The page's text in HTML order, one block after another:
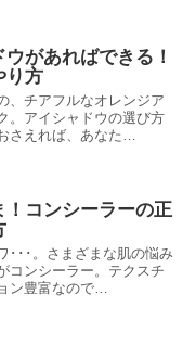
があればできる！
り方
、チアフルなオレンジア
。アイシャドウの選び方
さえれば、あなた…
コンシーラーの正
･･･。さまざまな肌の悩み
コンシーラー。テクスチ
ン豊富なので…